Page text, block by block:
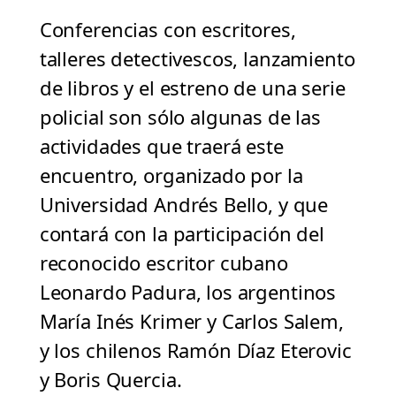
Conferencias con escritores,
talleres detectivescos, lanzamiento
de libros y el estreno de una serie
policial son sólo algunas de las
actividades que traerá este
encuentro, organizado por la
Universidad Andrés Bello, y que
contará con la participación del
reconocido escritor cubano
Leonardo Padura, los argentinos
María Inés Krimer y Carlos Salem,
y los chilenos Ramón Díaz Eterovic
y Boris Quercia.